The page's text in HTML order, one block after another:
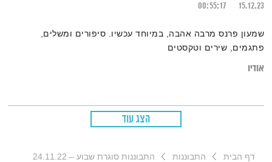
15.12.23
00:55:17
שמעון פרנס מרבה אהבה, במיוחד עכשיו. סיפורים ומשלים,
פתגמים, שירים וטקסטים
אודיו
הצג עוד
דף הבית התבוננות התבוננות סוגרת שבוע – 24.11.22